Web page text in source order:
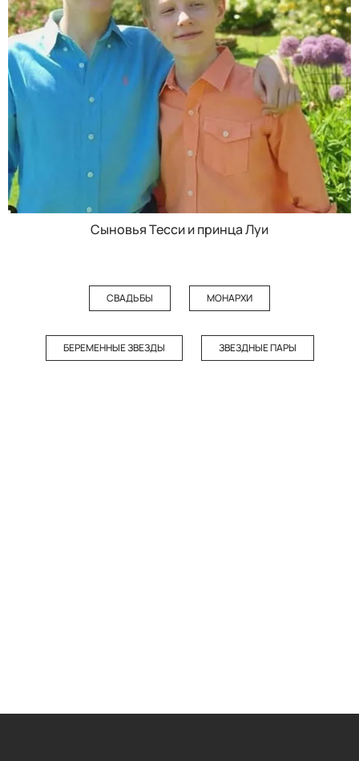
Сыновья Тесси и принца Луи
СВАДЬБЫ МОНАРХИ
БЕРЕМЕННЫЕ ЗВЕЗДЫ ЗВЕЗДНЫЕ ПАРЫ